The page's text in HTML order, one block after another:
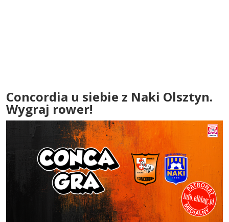
Concordia u siebie z Naki Olsztyn.
Wygraj rower!